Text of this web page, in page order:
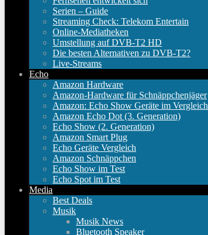
Serien – Guide
Streaming Check: Telekom Entertain
Online-Mediatheken
Umstellung auf DVB-T2 HD
Die besten Alternativen zu DVB-T2?
Live-Streams
Echo
Amazon Hardware
Amazon-Hardware für Schnäppchenjäger
Amazon: Echo Show Geräte im Vergleich
Amazon Echo Dot (3. Generation)
Echo Show (2. Generation)
Amazon Smart Plug
Echo Geräte Vergleich
Amazon Schnäppchen
Echo Show im Test
Echo Spot im Test
Media
Best Deals
Musik
Musik News
Bluetooth Speaker